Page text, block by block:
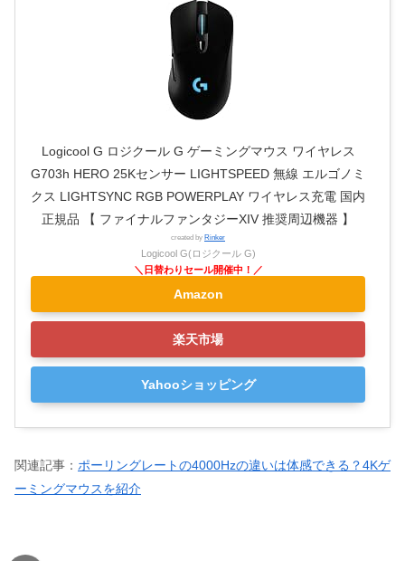
Logicool G ロジクール G ゲーミングマウス ワイヤレス
G703h HERO 25Kセンサー LIGHTSPEED 無線 エルゴノミ
クス LIGHTSYNC RGB POWERPLAY ワイヤレス充電 国内
正規品 【 ファイナルファンタジーXIV 推奨周辺機器 】
created by Rinker
Logicool G(ロジクール G)
Amazon
楽天市場
Yahooショッピング
関連記事： ポーリングレートの4000Hzの違いは体感できる？4Kゲ
ーミングマウスを紹介